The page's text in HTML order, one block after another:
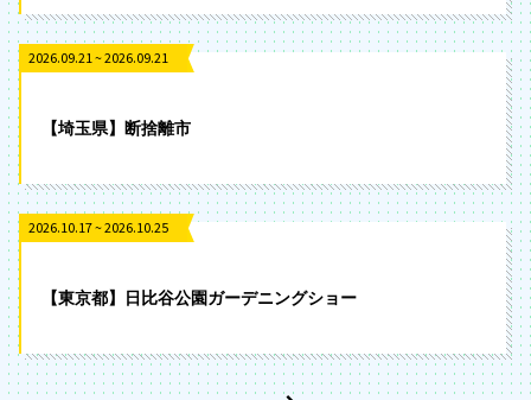
2026.09.21 ~ 2026.09.21
【埼玉県】断捨離市
2026.10.17 ~ 2026.10.25
【東京都】日比谷公園ガーデニングショー